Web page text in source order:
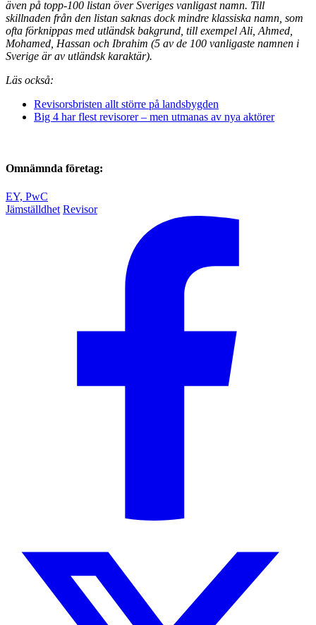
även på topp-100 listan över Sveriges vanligast namn. Till
skillnaden från den listan saknas dock mindre klassiska namn, som
ofta förknippas med utländsk bakgrund, till exempel Ali, Ahmed,
Mohamed, Hassan och Ibrahim (5 av de 100 vanligaste namnen i
Sverige är av utländsk karaktär).
Läs också:
Revisorsbristen allt större på landsbygden
Big 4 har flest revisorer – men utmanas av nya aktörer
Omnämnda företag:
EY, PwC
Jämställdhet Revisor